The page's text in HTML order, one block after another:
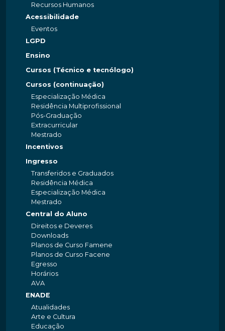
Recursos Humanos
Acessibilidade
Eventos
LGPD
Ensino
Cursos (Técnico e tecnólogo)
Cursos (continuação)
Especialização Médica
Residência Multiprofissional
Pós-Graduação
Extracurricular
Mestrado
Incentivos
Ingresso
Transferidos e Graduados
Residência Médica
Especialização Médica
Mestrado
Central do Aluno
Direitos e Deveres
Downloads
Planos de Curso Famene
Planos de Curso Facene
Egresso
Horários
AVA
ENADE
Atualidades
Arte e Cultura
Educação